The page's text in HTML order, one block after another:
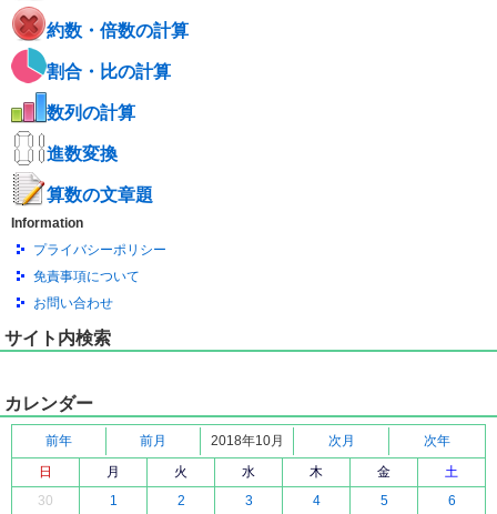
約数・倍数の計算
割合・比の計算
数列の計算
進数変換
算数の文章題
Information
プライバシーポリシー
免責事項について
お問い合わせ
サイト内検索
カレンダー
前年 前月 2018年10月 次月
次年
日
月 火 水 木 金
土
30
1 2 3 4 5 6